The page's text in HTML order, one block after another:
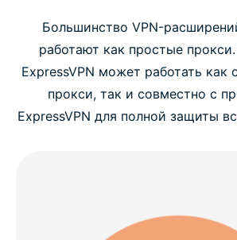
Большинство VPN-
работают как простые
ExpressVPN может работать как
прокси, так и совместно с
ExpressVPN для полной защиты